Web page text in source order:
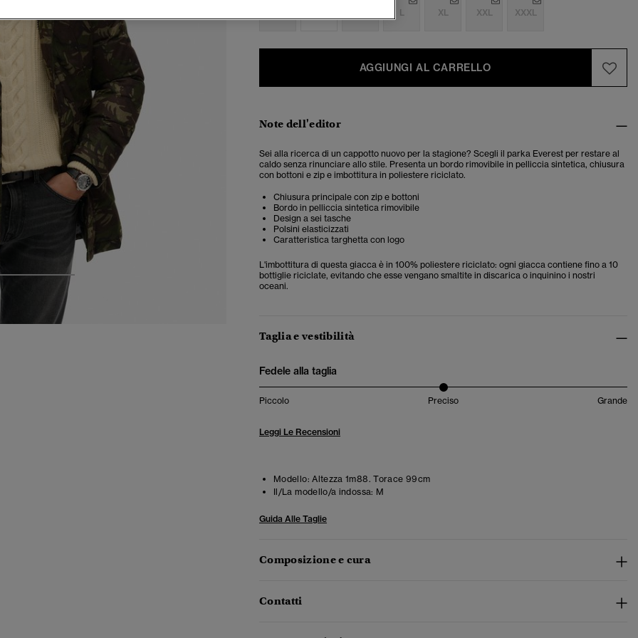
L XL XXL XXXL
AGGIUNGI AL CARRELLO
Note dell'editor
Sei alla ricerca di un cappotto nuovo per la stagione? Scegli il parka Everest per restare al
caldo senza rinunciare allo stile. Presenta un bordo rimovibile in pelliccia sintetica, chiusura
con bottoni e zip e imbottitura in poliestere riciclato.
Chiusura principale con zip e bottoni
Bordo in pelliccia sintetica rimovibile
Design a sei tasche
Polsini elasticizzati
Caratteristica targhetta con logo
L'imbottitura di questa giacca è in 100% poliestere riciclato: ogni giacca contiene fino a 10
bottiglie riciclate, evitando che esse vengano smaltite in discarica o inquinino i nostri
oceani.
Taglia e vestibilità
Fedele alla taglia
Piccolo Preciso Grande
Leggi Le Recensioni
Modello: Altezza 1m88. Torace 99cm
Il/La modello/a indossa: M
Guida Alle Taglie
Composizione e cura
Contatti